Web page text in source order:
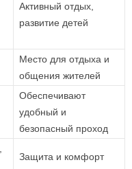
Активный отдых,
развитие детей
Место для отдыха и
общения жителей
Обеспечивают
удобный и
безопасный проход
Защита и комфорт